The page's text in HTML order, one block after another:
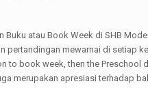
Buku atau Book Week di SHB
pertandingan mewarnai di setiap
to book week, then the
merupakan apresiasi terhadap